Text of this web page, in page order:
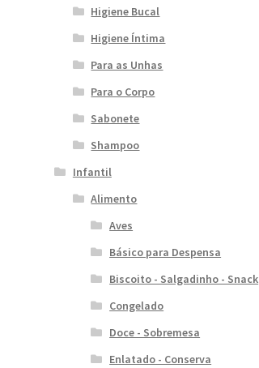
Higiene Bucal
Higiene Íntima
Para as Unhas
Para o Corpo
Sabonete
Shampoo
Infantil
Alimento
Aves
Básico para Despensa
Biscoito - Salgadinho - Snack
Congelado
Doce - Sobremesa
Enlatado - Conserva